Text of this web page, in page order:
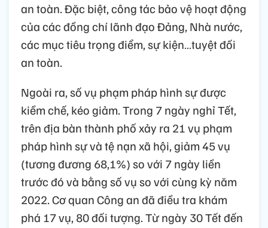
an toàn. Đặc biệt, công tác bảo vệ hoạt động
của các đồng chí lãnh đạo Đảng, Nhà nước,
các mục tiêu trọng điểm, sự kiện…tuyệt đối
an toàn.
Ngoài ra, số vụ phạm pháp hình sự được
kiềm chế, kéo giảm. Trong 7 ngày nghỉ Tết,
trên địa bàn thành phố xảy ra 21 vụ phạm
pháp hình sự và tệ nạn xã hội, giảm 45 vụ
(tương đương 68,1%) so với 7 ngày liền
trước đó và bằng số vụ so với cùng kỳ năm
2022. Cơ quan Công an đã điều tra khám
phá 17 vụ, 80 đối tượng. Từ ngày 30 Tết đến